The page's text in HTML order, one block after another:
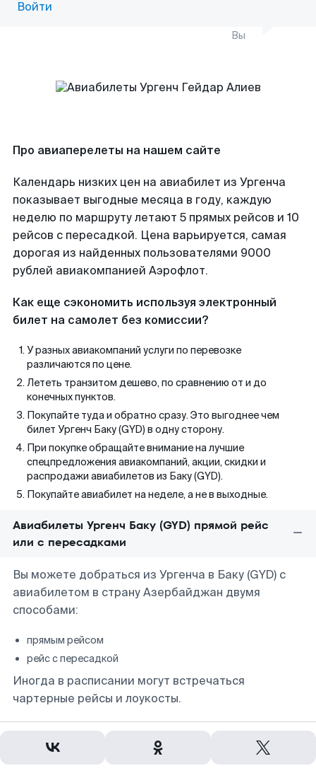
Войти
Вы
Про авиаперелеты на нашем сайте
Календарь низких цен на авиабилет из Ургенча
показывает выгодные месяца в году, каждую
неделю по маршруту летают 5 прямых рейсов и 10
рейсов с пересадкой. Цена варьируется, самая
дорогая из найденных пользователями 9000
рублей авиакомпанией Аэрофлот.
Как еще сэкономить используя электронный
билет на самолет без комиссии?
У разных авиакомпаний услуги по перевозке
различаются по цене.
Лететь транзитом дешево, по сравнению от и до
конечных пунктов.
Покупайте туда и обратно сразу. Это выгоднее чем
билет Ургенч Баку (GYD) в одну сторону.
При покупке обращайте внимание на лучшие
спецпредложения авиакомпаний, акции, скидки и
распродажи авиабилетов из Баку (GYD).
Покупайте авиабилет на неделе, а не в выходные.
Авиабилеты Ургенч Баку (GYD) прямой рейс
или с пересадками
Вы можете добраться из Ургенча в Баку (GYD) с
авиабилетом в страну Азербайджан двумя
способами:
прямым рейсом
рейс с пересадкой
Иногда в расписании могут встречаться
чартерные рейсы и лоукосты.